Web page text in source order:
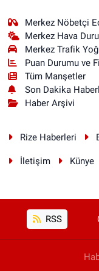
Merkez Nöbetçi
Merkez Hava
Merkez Trafik
Puan Durumu ve
Tüm Manşetler
Son Dakika
Haber Arşivi
Rize Haberleri
İletişim Künye
RSS